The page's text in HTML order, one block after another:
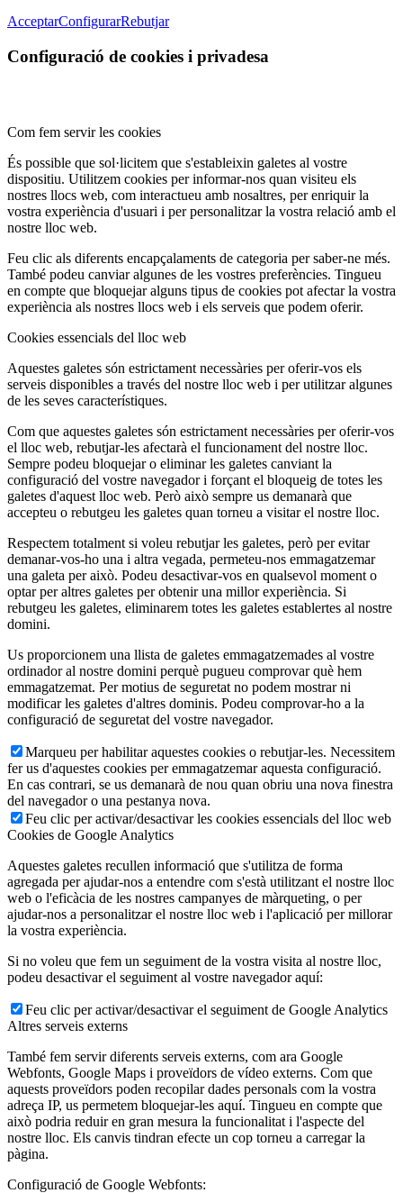
AcceptarConfigurarRebutjar
Configuració de cookies i privadesa
Com fem servir les cookies
És possible que sol·licitem que s'estableixin galetes al vostre
dispositiu. Utilitzem cookies per informar-nos quan visiteu els
nostres llocs web, com interactueu amb nosaltres, per enriquir la
vostra experiència d'usuari i per personalitzar la vostra relació amb el
nostre lloc web.
Feu clic als diferents encapçalaments de categoria per saber-ne més.
També podeu canviar algunes de les vostres preferències. Tingueu
en compte que bloquejar alguns tipus de cookies pot afectar la vostra
experiència als nostres llocs web i els serveis que podem oferir.
Cookies essencials del lloc web
Aquestes galetes són estrictament necessàries per oferir-vos els
serveis disponibles a través del nostre lloc web i per utilitzar algunes
de les seves característiques.
Com que aquestes galetes són estrictament necessàries per oferir-vos
el lloc web, rebutjar-les afectarà el funcionament del nostre lloc.
Sempre podeu bloquejar o eliminar les galetes canviant la
configuració del vostre navegador i forçant el bloqueig de totes les
galetes d'aquest lloc web. Però això sempre us demanarà que
accepteu o rebutgeu les galetes quan torneu a visitar el nostre lloc.
Respectem totalment si voleu rebutjar les galetes, però per evitar
demanar-vos-ho una i altra vegada, permeteu-nos emmagatzemar
una galeta per això. Podeu desactivar-vos en qualsevol moment o
optar per altres galetes per obtenir una millor experiència. Si
rebutgeu les galetes, eliminarem totes les galetes establertes al nostre
domini.
Us proporcionem una llista de galetes emmagatzemades al vostre
ordinador al nostre domini perquè pugueu comprovar què hem
emmagatzemat. Per motius de seguretat no podem mostrar ni
modificar les galetes d'altres dominis. Podeu comprovar-ho a la
configuració de seguretat del vostre navegador.
Marqueu per habilitar aquestes cookies o rebutjar-les. Necessitem
fer us d'aquestes cookies per emmagatzemar aquesta configuració.
En cas contrari, se us demanarà de nou quan obriu una nova finestra
del navegador o una pestanya nova.
Feu clic per activar/desactivar les cookies essencials del lloc web
Cookies de Google Analytics
Aquestes galetes recullen informació que s'utilitza de forma
agregada per ajudar-nos a entendre com s'està utilitzant el nostre lloc
web o l'eficàcia de les nostres campanyes de màrqueting, o per
ajudar-nos a personalitzar el nostre lloc web i l'aplicació per millorar
la vostra experiència.
Si no voleu que fem un seguiment de la vostra visita al nostre lloc,
podeu desactivar el seguiment al vostre navegador aquí:
Feu clic per activar/desactivar el seguiment de Google Analytics
Altres serveis externs
També fem servir diferents serveis externs, com ara Google
Webfonts, Google Maps i proveïdors de vídeo externs. Com que
aquests proveïdors poden recopilar dades personals com la vostra
adreça IP, us permetem bloquejar-les aquí. Tingueu en compte que
això podria reduir en gran mesura la funcionalitat i l'aspecte del
nostre lloc. Els canvis tindran efecte un cop torneu a carregar la
pàgina.
Configuració de Google Webfonts: